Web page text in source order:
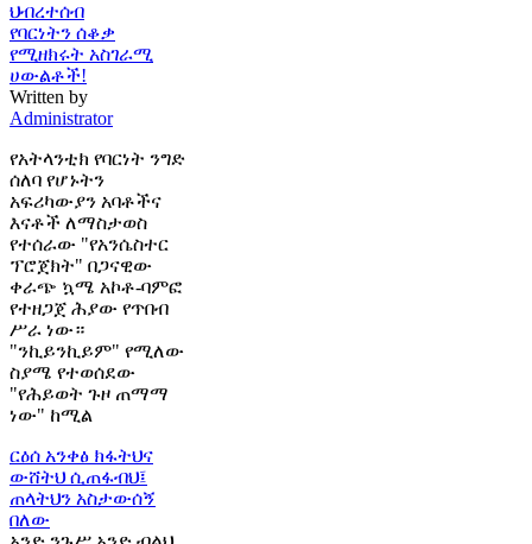
ህብረተሰብ
የባርነትን ሰቆቃ
የሚዘክሩት አስገራሚ
ሀውልቶች!
Written by
Administrator
የአትላንቲክ የባርነት ንግድ
ሰለባ የሆኑትን
አፍሪካውያን አባቶችና
እናቶች ለማስታወስ
የተሰራው "የአንሴስተር
ፕሮጀክት" በጋናዊው
ቀራጭ ኳሜ አኮቶ-ባምፎ
የተዘጋጀ ሕያው የጥበብ
ሥራ ነው።
"ንኪይንኪይም" የሚለው
ስያሜ የተወሰደው
"የሕይወት ጉዞ ጠማማ
ነው" ከሚል
ርዕሰ አንቀፅ ክፋትህና
ውሸትህ ሲጠፋብህ፤
ጠላትህን አስታውሰኝ
በለው